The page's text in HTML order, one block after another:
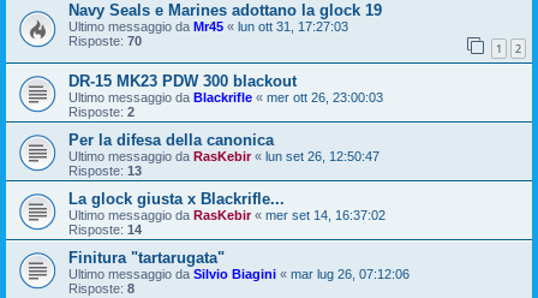
Navy Seals e Marines adottano la glock 19
Ultimo messaggio da Mr45 « lun ott 31, 17:27:03
Risposte: 70 1 2
DR-15 MK23 PDW 300 blackout
Ultimo messaggio da Blackrifle « mer ott 26, 23:00:03
Risposte: 2
Per la difesa della canonica
Ultimo messaggio da RasKebir« lun set 26, 12:50:47
Risposte: 13
La glock giusta x Blackrifle...
Ultimo messaggio da RasKebir« mer set 14, 16:37:02
Risposte: 14
Finitura "tartarugata"
Ultimo messaggio da Silvio Biagini « mar lug 26, 07:12:06
Risposte: 8